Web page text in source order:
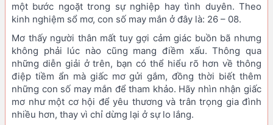
một bước ngoặt trong sự nghiệp hay tình duyên. Theo
kinh nghiệm sổ mơ, con số may mắn ở đây là: 26 – 08.
Mơ thấy người thân mất tuy gợi cảm giác buồn bã nhưng
không phải lúc nào cũng mang điềm xấu. Thông qua
những diễn giải ở trên, bạn có thể hiểu rõ hơn về thông
điệp tiềm ẩn mà giấc mơ gửi gắm, đồng thời biết thêm
những con số may mắn để tham khảo. Hãy nhìn nhận giấc
mơ như một cơ hội để yêu thương và trân trọng gia đình
nhiều hơn, thay vì chỉ dừng lại ở sự lo lắng.